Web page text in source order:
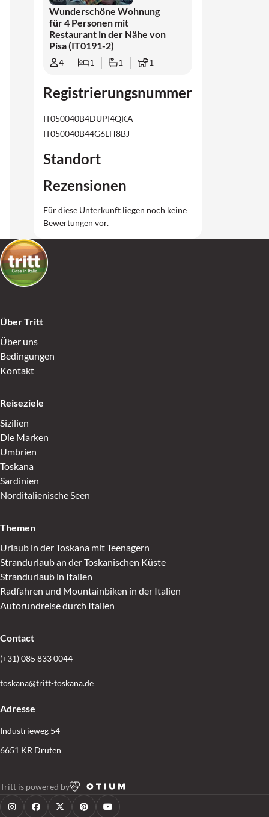
Wunderschöne Wohnung
für 4 Personen mit
Restaurant in der Nähe von
Pisa (IT0191-2)
4 1 1 1
Registrierungsnummer
IT050040B4DUPI4QKA -
IT050040B44G6LH8BJ
Standort
Rezensionen
Für diese Unterkunft liegen noch keine
Bewertungen vor.
Über Tritt
Über uns
Bedingungen
Kontakt
Reiseziele
Sizilien
Die Marken
Umbrien
Toskana
Sardinien
Norditalienische Seen
Themen
Urlaub in der Toskana mit Teenagern
Strandurlaub an der Toskanischen Küste
Strandurlaub in Italien
Radfahren und Mountainbiken in der Italien
Autorundreise durch Italien
Contact
(+31) 085 833 0044
toskana@tritt-toskana.de
Adresse
Industrieweg 54
6651 KR Druten
Tritt is powered by